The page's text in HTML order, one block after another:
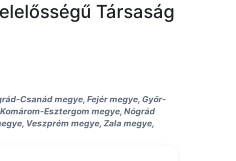
Társaság
Csanád megye, Fejér megye, Győr-
Esztergom megye, Nógrád
Veszprém megye, Zala megye,